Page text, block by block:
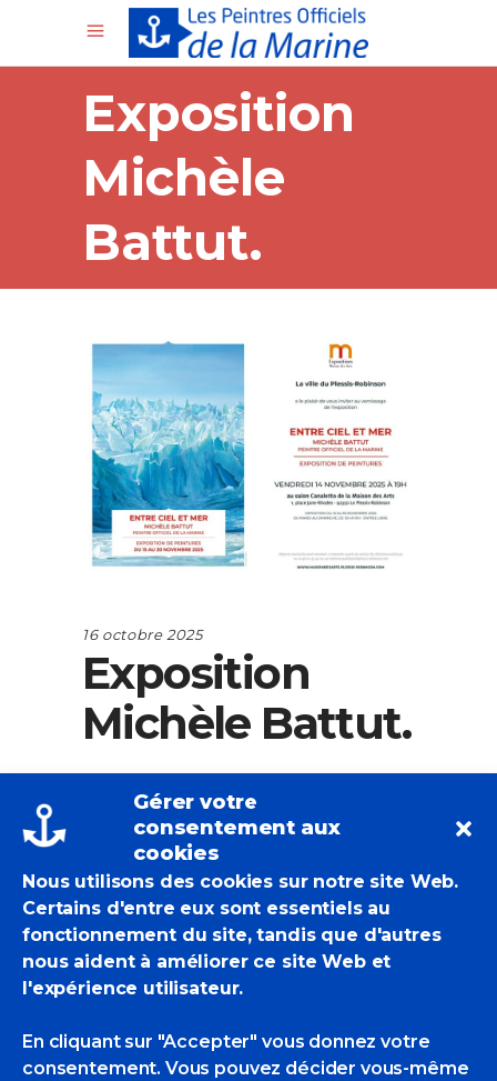
Gérer votre
consentement aux
cookies
Nous utilisons des cookies sur notre site Web.
Certains d'entre eux sont essentiels au
fonctionnement du site, tandis que d'autres
nous aident à améliorer ce site Web et
l'expérience utilisateur.
En cliquant sur "Accepter" vous donnez votre
consentement. Vous pouvez décider vous-même
Exposition
Michèle
Battut.
16 octobre 2025
Exposition
Michèle Battut.
EricBadmin Expositions Individuelles
Michèle Battut
2 Likes